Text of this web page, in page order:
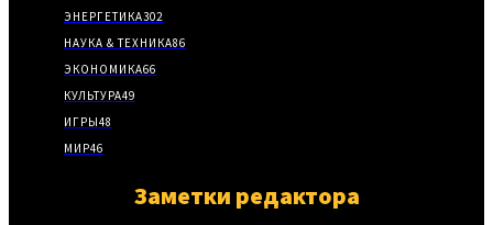
ЭНЕРГЕТИКА302
НАУКА & ТЕХНИКА86
ЭКОНОМИКА66
КУЛЬТУРА49
ИГРЫ48
МИР46
Заметки редактора